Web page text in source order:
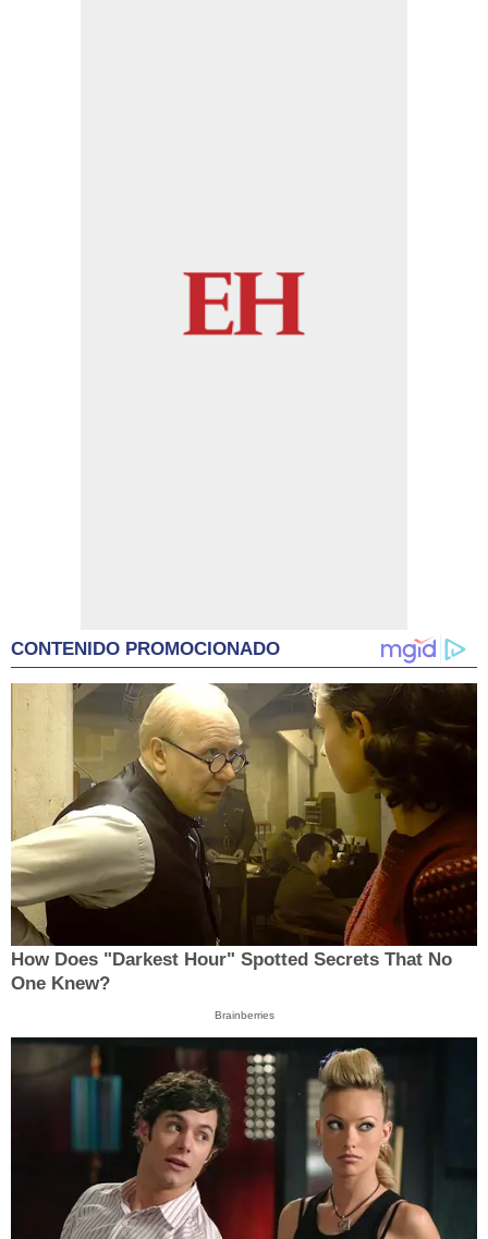
CONTENIDO PROMOCIONADO
How Does "Darkest Hour" Spotted Secrets That No
One Knew?
Brainberries